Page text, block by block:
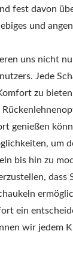
fest davon
und
uns nicht
Jede
zu
genießen
um
bis hin zu
ein
wir jedem